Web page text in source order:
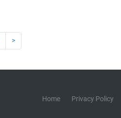
>
Home
Privacy Policy